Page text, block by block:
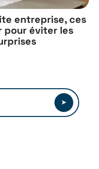
entreprise, ces
pour éviter les